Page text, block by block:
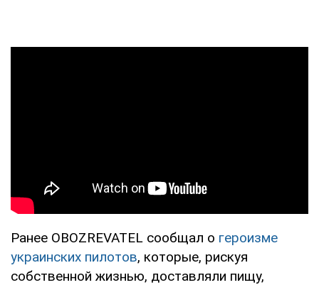
Ранее OBOZREVATEL сообщал о героизме
украинских пилотов, которые, рискуя
собственной жизнью, доставляли пищу,